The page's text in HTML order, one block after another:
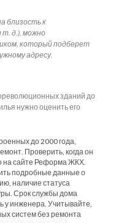
близость к
т. д.), можно
который подберет
адресу.
зданий до
нужно оценить его
до 2000 года,
Проверить, когда он
на сайте Реформа ЖКХ.
подробные данные о
наличие статуса
Срок службы дома
у инженера. Учитывайте,
систем без ремонта